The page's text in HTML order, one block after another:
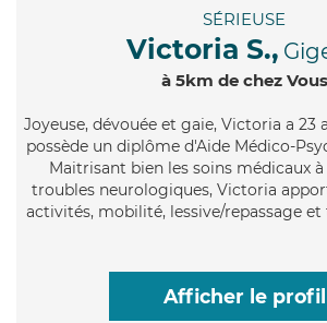
SÉRIEUSE
Victoria S.,
à 5km de chez Vous
Joyeuse, dévouée et gaie, Victoria a 23
possède un diplôme d'Aide Médico-
Maitrisant bien les soins médicaux
troubles neurologiques, Victoria
activités, mobilité, lessive/repassage
Afficher le profil